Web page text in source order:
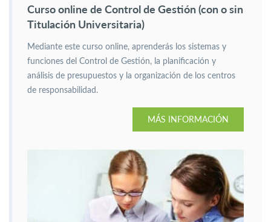
Curso online de Control de Gestión (con o sin
Titulación Universitaria)
Mediante este curso online, aprenderás los sistemas y
funciones del Control de Gestión, la planificación y
análisis de presupuestos y la organización de los centros
de responsabilidad.
MÁS INFORMACIÓN